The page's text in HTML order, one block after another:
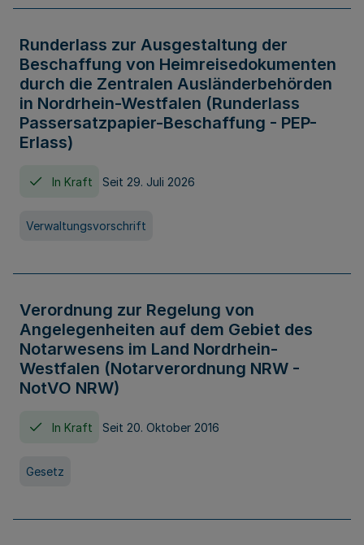
Runderlass zur Ausgestaltung der
Beschaffung von Heimreisedokumenten
durch die Zentralen Ausländerbehörden
in Nordrhein-Westfalen (Runderlass
Passersatzpapier-Beschaffung - PEP-
Erlass)
In Kraft Seit 29. Juli 2026
Verwaltungsvorschrift
Verordnung zur Regelung von
Angelegenheiten auf dem Gebiet des
Notarwesens im Land Nordrhein-
Westfalen (Notarverordnung NRW -
NotVO NRW)
In Kraft Seit 20. Oktober 2016
Gesetz